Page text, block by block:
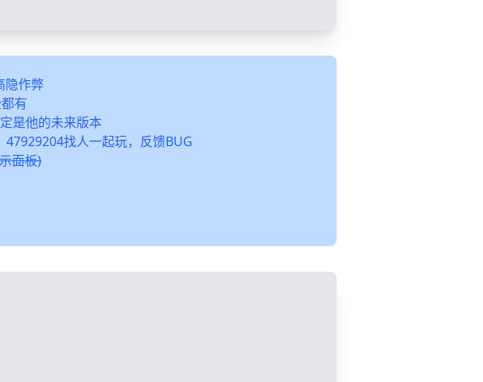
隐作弊
有
是他的未来版本
找人一起玩，反馈BUG
面板)